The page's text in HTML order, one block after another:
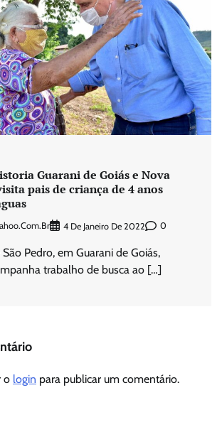
Guarani de Goiás e Nova
pais de criança de 4 anos
4 De Janeiro De 2022 0
Pedro, em Guarani de Goiás,
trabalho de busca ao […]
o login para publicar um comentário.